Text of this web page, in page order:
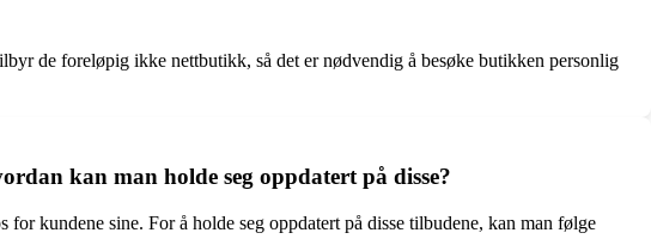
de foreløpig ikke nettbutikk, så det er nødvendig å besøke butikken personlig
kan man holde seg oppdatert på disse?
kundene sine. For å holde seg oppdatert på disse tilbudene, kan man følge